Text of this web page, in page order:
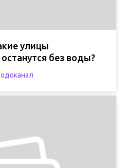
улицы
без воды?